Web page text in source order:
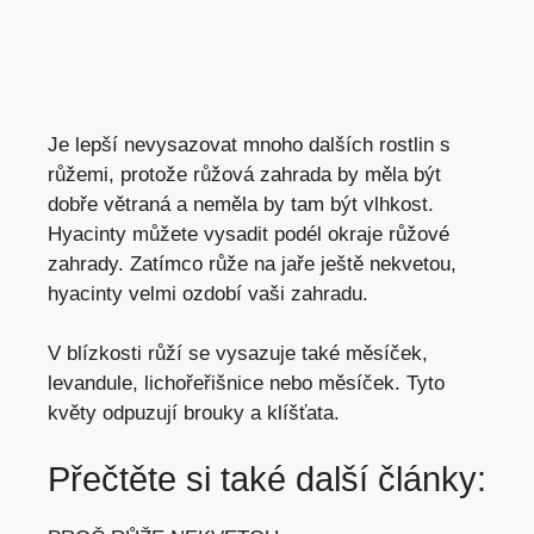
Je lepší nevysazovat mnoho dalších rostlin s
růžemi, protože růžová zahrada by měla být
dobře větraná a neměla by tam být vlhkost.
Hyacinty můžete vysadit podél okraje růžové
zahrady. Zatímco růže na jaře ještě nekvetou,
hyacinty velmi ozdobí vaši zahradu.
V blízkosti růží se vysazuje také měsíček,
levandule, lichořeřišnice nebo měsíček. Tyto
květy odpuzují brouky a klíšťata.
Přečtěte si také další články: